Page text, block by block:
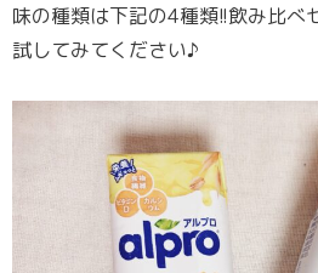
味の種類は下記の4種類!!飲み比べ
試してみてください♪